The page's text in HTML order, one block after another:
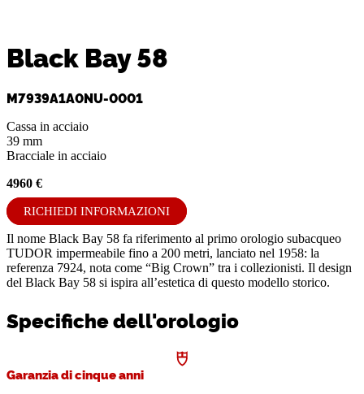
Black Bay 58
M7939A1A0NU-0001
Cassa in acciaio
39 mm
Bracciale in acciaio
4960 €
RICHIEDI INFORMAZIONI
Il nome Black Bay 58 fa riferimento al primo orologio subacqueo
TUDOR impermeabile fino a 200 metri, lanciato nel 1958: la
referenza 7924, nota come “Big Crown” tra i collezionisti. Il design
del Black Bay 58 si ispira all’estetica di questo modello storico.
Specifiche dell'orologio
Garanzia di cinque anni